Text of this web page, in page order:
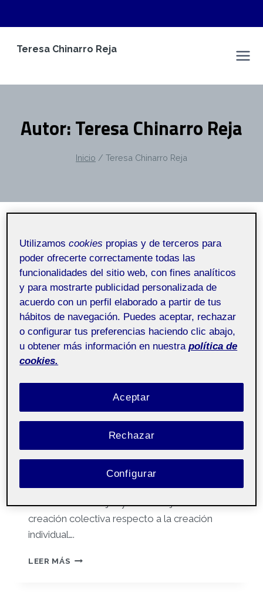
Teresa Chinarro Reja
Autor: Teresa Chinarro Reja
Inicio / Teresa Chinarro Reja
SIN CATEGORÍA|CONTENIDO AUTO GENERADO
Reto 4: ¡ Escapa del aula!
PorTeresa Chinarro Reja 27 diciembre, 2022
Técnicas de
creatividad e
Pública
riñonera y la valoración final.
Reflexión individual de 10 líneas sobre la
experiencia de co-creación. En ella deberás
abordar las ventajas y desventajas de la
creación colectiva respecto a la creación
individual….
LEER MÁS RETO
Utilizamoscookies propias y de terceros para
poder ofrecerte correctamente todas las
funcionalidades del sitio web, con fines analíticos
y para mostrarte publicidad personalizada de
acuerdo con un perfil elaborado a partir de tus
hábitos de navegación. Puedes aceptar, rechazar
o configurar tus preferencias haciendo clic abajo,
u obtener más información en nuestra política de
cookies.
Rechazar
Aceptar
Configurar